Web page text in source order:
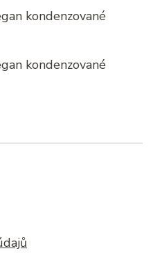
kondenzované
kondenzované